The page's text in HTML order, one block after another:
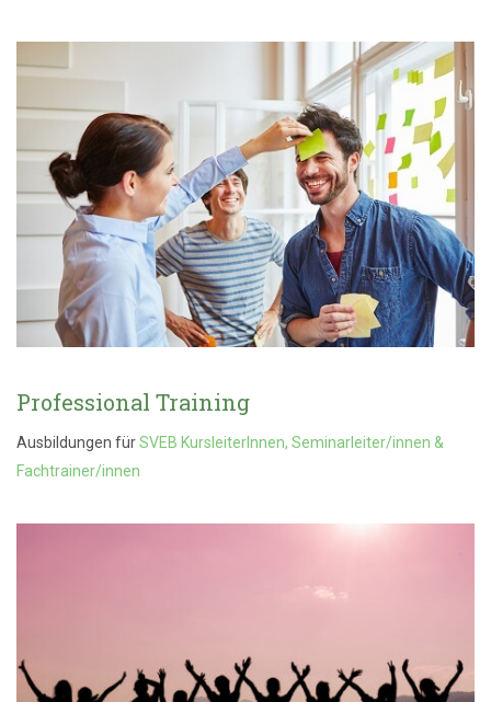
Professional Training
Ausbildungen fürSVEB KursleiterInnen, Seminarleiter/innen &
Fachtrainer/innen